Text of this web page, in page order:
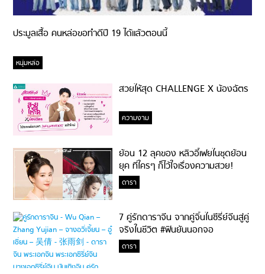
ประมูลเสื้อ คนหล่อขอทำดีปี 19 ได้แล้วตอนนี้
หนุ่มหล่อ
สวยให้สุด CHALLENGE X น้องฉัตร
ความงาม
ย้อน 12 ลุคของ หลิวอี้เฟยในชุดย้อน
ยุค ที่ใครๆ ก็ไว้ใจเรื่องความสวย!
ดารา
7 คู่รักดาราจีน จากคู่จิ้นในซีรี่ย์จีนสู่คู่
จริงในชีวิต #ฟินยันนอกจอ
ดารา